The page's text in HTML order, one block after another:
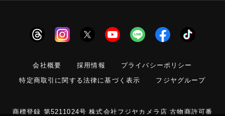
会社概要 採用情報
プライバシーポリシー
特定商取引に関する法律に基づく表示
フジヤグループ
商標登録 第5211024号 株式会社フジヤカメラ店 古物商許可番